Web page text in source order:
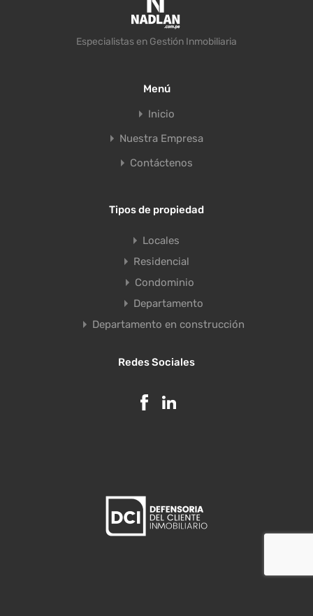
Especialistas en Gestión Inmobiliaria
Menú
Inicio
Nuestra Empresa
Contáctenos
Tipos de propiedad
Locales
Residencial
Condominio
Departamento
Departamento en construcción
Redes Sociales